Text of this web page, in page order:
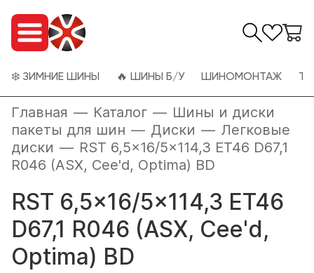
❄️ ЗИМНИЕ ШИНЫ 🔥 ШИНЫ Б/У ШИНОМОНТАЖ
Главная — Каталог — Шины и диски
пакеты для шин — Диски — Легковые
диски — RST 6,5x16/5x114,3 ET46 D67,1
R046 (ASX, Cee'd, Optima) BD
RST 6,5x16/5x114,3 ET46
D67,1 R046 (ASX, Cee'd,
Optima) BD